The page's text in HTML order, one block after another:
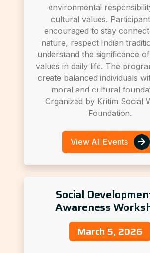
environmental
cultural values.
encouraged to stay
nature, respect Indian
understand the significance
values in daily life. The
create balanced individuals
moral and cultural
Organized by Kritim Social
Foundation.
View All Events
Social
Awareness
March 5, 2026